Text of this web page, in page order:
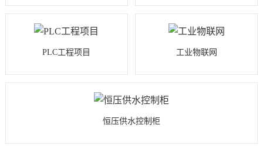
PLC工程项目 工业物联网
恒压供水控制柜